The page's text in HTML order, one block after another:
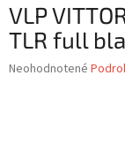
VLP
TLR full
Priemerné
Neohodnotené